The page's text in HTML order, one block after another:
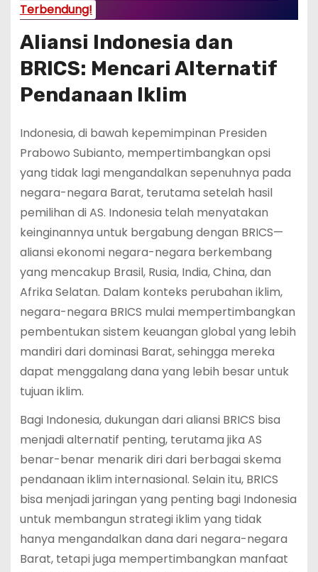
Terbendung!
Aliansi Indonesia dan
BRICS: Mencari Alternatif
Pendanaan Iklim
Indonesia, di bawah kepemimpinan Presiden
Prabowo Subianto, mempertimbangkan opsi
yang tidak lagi mengandalkan sepenuhnya pada
negara-negara Barat, terutama setelah hasil
pemilihan di AS. Indonesia telah menyatakan
keinginannya untuk bergabung dengan BRICS—
aliansi ekonomi negara-negara berkembang
yang mencakup Brasil, Rusia, India, China, dan
Afrika Selatan. Dalam konteks perubahan iklim,
negara-negara BRICS mulai mempertimbangkan
pembentukan sistem keuangan global yang lebih
mandiri dari dominasi Barat, sehingga mereka
dapat menggalang dana yang lebih besar untuk
tujuan iklim.
Bagi Indonesia, dukungan dari aliansi BRICS bisa
menjadi alternatif penting, terutama jika AS
benar-benar menarik diri dari berbagai skema
pendanaan iklim internasional. Selain itu, BRICS
bisa menjadi jaringan yang penting bagi Indonesia
untuk membangun strategi iklim yang tidak
hanya mengandalkan dana dari negara-negara
Barat, tetapi juga mempertimbangkan manfaat